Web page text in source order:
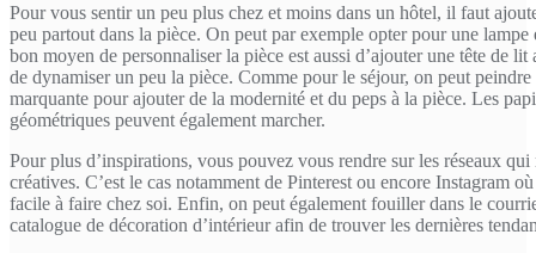
Pour vous sentir un peu plus chez et moins dans un hôtel, il faut
peu partout dans la pièce. On peut par exemple opter pour une
bon moyen de personnaliser la pièce est aussi d’ajouter une tête de
de dynamiser un peu la pièce. Comme pour le séjour, on peut
marquante pour ajouter de la modernité et du peps à la pièce. Les
géométriques peuvent également marcher.
Pour plus d’inspirations, vous pouvez vous rendre sur les réseaux qui
créatives. C’est le cas notamment de Pinterest ou encore Instagram
facile à faire chez soi. Enfin, on peut également fouiller dans le
catalogue de décoration d’intérieur afin de trouver les dernières